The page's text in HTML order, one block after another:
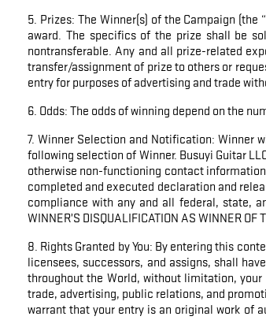
5. Prizes: The Winner(s) of the Campaign
award. The specifics of the prize shall be
nontransferable. Any and all prize-related
transfer/assignment of prize to others or
entry for purposes of advertising and trade
6. Odds: The odds of winning depend on the
7. Winner Selection and Notification: Winner
following selection of Winner. Busuyi Guitar
otherwise non-functioning contact
completed and executed declaration and
compliance with any and all federal, state, and
WINNER’S DISQUALIFICATION AS WINNER
8. Rights Granted by You: By entering this
licensees, successors, and assigns, shall
throughout the World, without limitation,
trade, advertising, public relations, and
warrant that your entry is an original work of